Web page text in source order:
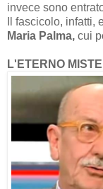
invece sono
Il fascicolo,
Maria Palma, cui
L'ETERNO